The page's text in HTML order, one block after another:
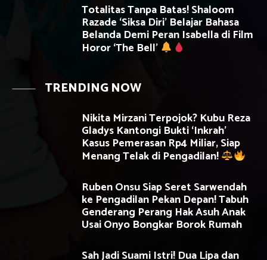
Totalitas Tanpa Batas! Shaloom
Razade ‘Siksa Diri’ Belajar Bahasa
Belanda Demi Peran Isabella di Film
Horor ‘The Bell’
TRENDING NOW
Nikita Mirzani Terpojok? Kubu Reza
Gladys Kantongi Bukti ‘Inkrah’
Kasus Pemerasan Rp4 Miliar, Siap
Menang Telak di Pengadilan!
Ruben Onsu Siap Seret Sarwendah
ke Pengadilan Pekan Depan! Tabuh
Genderang Perang Hak Asuh Anak
Usai Onyo Bongkar Borok Rumah
Sah Jadi Suami Istri! Dua Lipa dan